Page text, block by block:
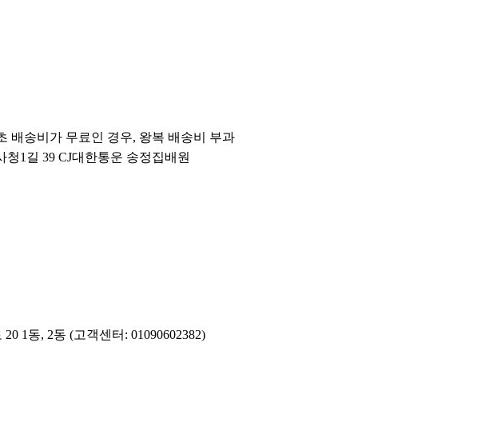
배송비가 무료인 경우, 왕복 배송비 부과
청1길 39 CJ대한통운 송정집배원
1동, 2동 (고객센터: 01090602382)